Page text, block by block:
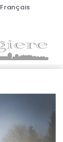
Français